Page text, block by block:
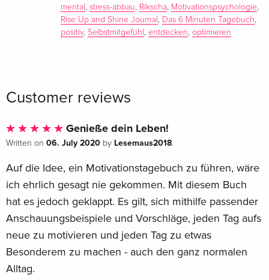
sozialem Status und persönlicher Vergangenheit.
Jeden Tag ein bisschen glücklicher!
erlebe, dass jeder Tag besonders ist. Biyon begleitet dich mit
seiner wunderbaren Mischung aus Leichtigkeit und Tiefgang
Alltag bereithält.
Nur zwei Minuten!
Beantworte morgens und abends motivierende
Fragen. Mach kleine überraschende Challenges. Lass dir von
Biyon aufmunternde Geschichten erzählen. Und
widme jeden Monat einem wichtigen Lebensthema, zum
mental , stress-abbau, Rikscha, Motivationspsychologie,
Rise Up and Shine Journal , Das 6 Minuten Tagebuch,
positiv, Selbstmitgefühl , entdecken, optimieren
Customer reviews
Genieße dein Leben!
Written on 06. July 2020 by Lesemaus2018.
Auf die Idee, ein Motivationstagebuch zu führen, wäre
ich ehrlich gesagt nie gekommen. Mit diesem Buch
hat es jedoch geklappt. Es gilt, sich mithilfe passender
Anschauungsbeispiele und Vorschläge, jeden Tag aufs
neue zu motivieren und jeden Tag zu etwas
Besonderem zu machen - auch den ganz normalen
Alltag.